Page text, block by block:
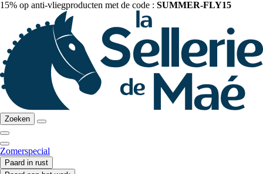
15% op anti-vliegproducten met de code : SUMMER-FLY15
Zoeken
Zomerspecial
Paard in rust